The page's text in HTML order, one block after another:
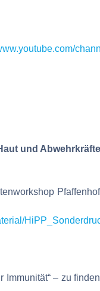
und Abwehrkräfte
Immunität“ – zu